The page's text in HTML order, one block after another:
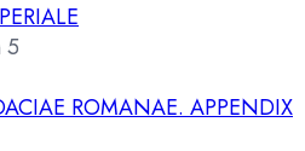
5
ROMANAE. APPENDIX